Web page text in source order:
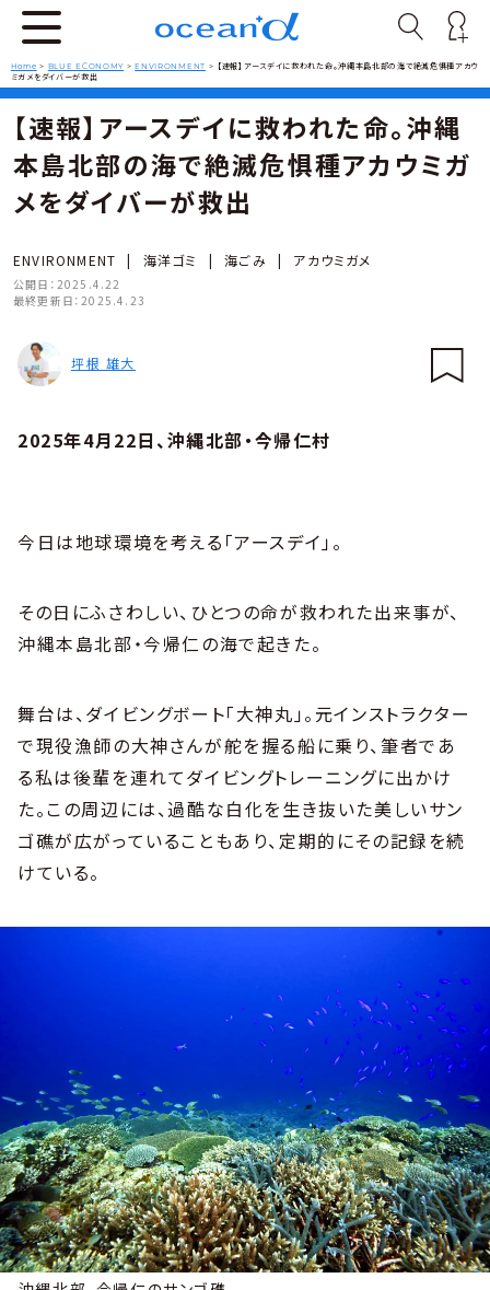
Home > BLUE ECONOMY >ENVIRONMENT > 【速報】アースデイに救われた命。沖縄本島北部の海で絶滅危惧種アカウ
ミガメをダイバーが救出
【速報】アースデイに救われた命。沖縄
本島北部の海で絶滅危惧種アカウミガ
メをダイバーが救出
ENVIRONMENT | 海洋ゴミ | 海ごみ | アカウミガメ
公開日： 2025.4.22
最終更新日： 2025.4.23
坪根 雄大
2025年4月22日、沖縄北部・今帰仁村
今日は地球環境を考える「アースデイ」。
その日にふさわしい、ひとつの命が救われた出来事が、
沖縄本島北部・今帰仁の海で起きた。
舞台は、ダイビングボート「大神丸」。元インストラクター
で現役漁師の大神さんが舵を握る船に乗り、筆者であ
る私は後輩を連れてダイビングトレーニングに出かけ
た。この周辺には、過酷な白化を生き抜いた美しいサン
ゴ礁が広がっていることもあり、定期的にその記録を続
けている。